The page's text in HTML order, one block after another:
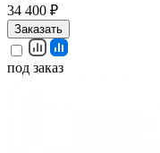
34 400 ₽
Заказать
под заказ